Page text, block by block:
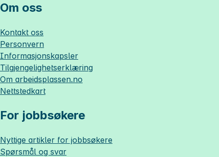
Om oss
Kontakt oss
Personvern
Informasjonskapsler
Tilgjengelighetserklæring
Om arbeidsplassen.no
Nettstedkart
For jobbsøkere
Nyttige artikler for jobbsøkere
Spørsmål og svar